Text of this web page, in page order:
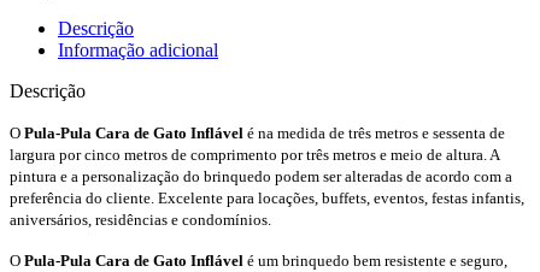
Descrição
Informação adicional
Descrição
O Pula-Pula Cara de Gato Inflável é na medida de três metros e sessenta de
largura por cinco metros de comprimento por três metros e meio de altura. A
pintura e a personalização do brinquedo podem ser alteradas de acordo com a
preferência do cliente. Excelente para locações, buffets, eventos, festas infantis,
aniversários, residências e condomínios.
O Pula-Pula Cara de Gato Inflável é um brinquedo bem resistente e seguro,